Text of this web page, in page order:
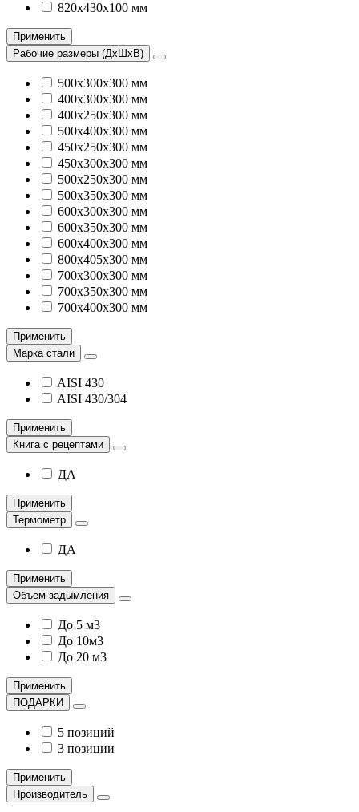
820х430х100 мм
Применить
Рабочие размеры (ДхШхВ)
500х300х300 мм
400х300х300 мм
400х250х300 мм
500х400х300 мм
450х250х300 мм
450х300х300 мм
500х250х300 мм
500х350х300 мм
600х300х300 мм
600х350х300 мм
600х400х300 мм
800х405х300 мм
700х300х300 мм
700х350х300 мм
700х400х300 мм
Применить
Марка стали
AISI 430
AISI 430/304
Применить
Книга с рецептами
ДА
Применить
Термометр
ДА
Применить
Объем задымления
До 5 м3
До 10м3
До 20 м3
Применить
ПОДАРКИ
5 позиций
3 позиции
Применить
Производитель